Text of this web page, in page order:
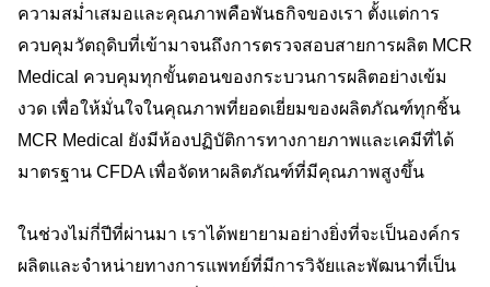
ความสม่ำเสมอและคุณภาพคือพันธกิจของเรา ตั้งแต่การ
ควบคุมวัตถุดิบที่เข้ามาจนถึงการตรวจสอบสายการผลิต MCR
Medical ควบคุมทุกขั้นตอนของกระบวนการผลิตอย่างเข้ม
งวด เพื่อให้มั่นใจในคุณภาพที่ยอดเยี่ยมของผลิตภัณฑ์ทุกชิ้น
MCR Medical ยังมีห้องปฏิบัติการทางกายภาพและเคมีที่ได้
มาตรฐาน CFDA เพื่อจัดหาผลิตภัณฑ์ที่มีคุณภาพสูงขึ้น
ในช่วงไม่กี่ปีที่ผ่านมา เราได้พยายามอย่างยิ่งที่จะเป็นองค์กร
ผลิตและจำหน่ายทางการแพทย์ที่มีการวิจัยและพัฒนาที่เป็น